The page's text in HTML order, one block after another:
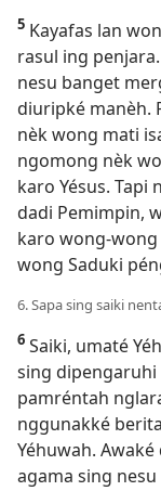
5 Kayafas lan
rasul ing
nesu banget
diuripké manèh.
nèk wong mati
ngomong nèk
karo Yésus.
dadi Pemimpin,
karo wong-wong
wong Saduki
6. Sapa sing saiki
6 Saiki, umaté
sing
pamréntah
nggunakké
Yéhuwah.
agama sing